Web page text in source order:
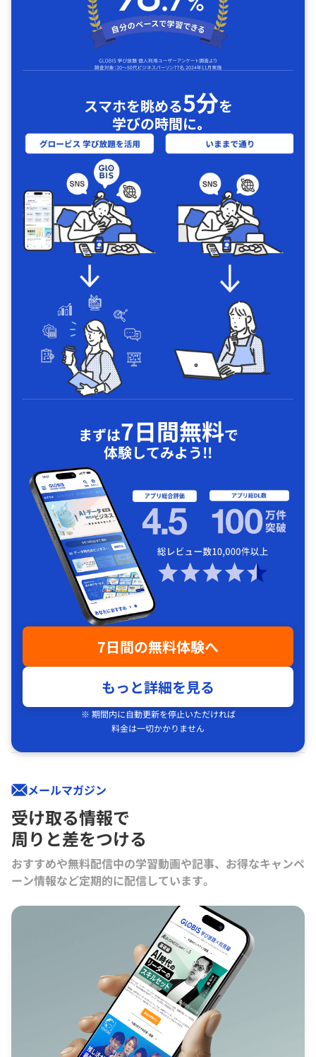
スマホを眺める5分を
学びの時間に｡
まずは7日間無料で
体験してみよう!!
7日間の無料体験へ
もっと詳細を見る
※ 期間内に自動更新を停止いただければ
料金は一切かかりません
メールマガジン
受け取る情報で
周りと差をつける
おすすめや無料配信中の学習動画や記事、お得なキャンペ
ーン情報など定期的に配信しています。